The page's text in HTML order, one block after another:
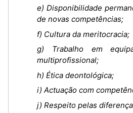
e) Disponibilidade
de novas competências;
f) Cultura da meritocracia;
g) Trabalho em
multiprofissional;
h) Ética deontológica;
i) Actuação com
j) Respeito pelas